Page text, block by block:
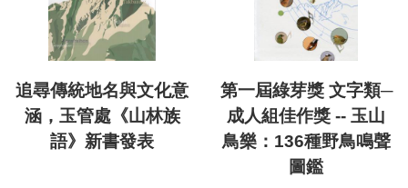
追尋傳統地名與文化意
涵，玉管處《山林族
語》新書發表
第一屆綠芽獎 文字類─
成人組佳作獎 -- 玉山
鳥樂：136種野鳥鳴聲
圖鑑